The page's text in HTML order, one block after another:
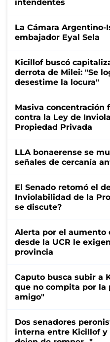
intendentes
La Cámara Argentino-
embajador Eyal Sela
Kicillof buscó
derrota de Milei: "Se
desestime la locura"
Masiva concentración
contra la Ley de
Propiedad Privada
LLA bonaerense se
señales de cercanía
El Senado retomó el
Inviolabilidad de la
se discute?
Alerta por el aumento
desde la UCR le
provincia
Caputo busca subir a
que no compita por la
amigo"
Dos senadores
interna entre Kicillof y